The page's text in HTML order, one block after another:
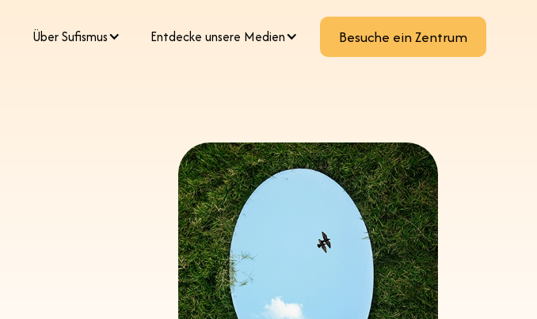
​Über Sufismus Entdecke unsere Medien Besuche ein Zentrum